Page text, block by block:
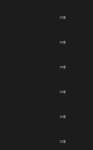
⇒
⇒
⇒
⇒
⇒
⇒